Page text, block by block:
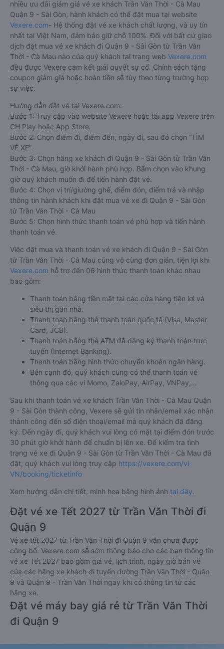
nhiều ưu đãi giảm giá vé xe khách Trần Văn Thời - Cà Mau
Quận 9 - Sài Gòn, hành khách có thể đặt mua tại website
Vexere.com- Hệ thống đặt vé xe khách chất lượng, và uy tín
nhất tại Việt Nam, đảm bảo giữ chỗ 100%. Đối với bất cứ giao
dịch đặt mua vé xe khách đi Quận 9 - Sài Gòn từ Trần Văn
Thời - Cà Mau nào của quý khách tại trang web Vexere.com
đều được Vexere cam kết giải quyết sự cố. Chính sách tặng
coupon giảm giá hoặc hoàn tiền sẽ tùy theo từng trường hợp
sự việc.
Hướng dẫn đặt vé tại Vexere.com:
Bước 1: Truy cập vào website Vexere hoặc tải app Vexere trên
CH Play hoặc App Store.
Bước 2: Chọn điểm đi, điểm đến, ngày đi, sau đó chọn “TÌM
VÉ XE”.
Bước 3: Chọn hãng xe khách đi Quận 9 - Sài Gòn từ Trần Văn
Thời - Cà Mau, giờ khởi hành phù hợp. Bấm chọn vào khung
giờ quý khách muốn đi để tiến hành đặt vé.
Bước 4: Chọn vị trí/giường ghế, điểm đón, điểm trả và nhập
thông tin hành khách khi đặt mua vé xe đi Quận 9 - Sài Gòn
từ Trần Văn Thời - Cà Mau
Bước 5: Chọn hình thức thanh toán vé phù hợp và tiến hành
thanh toán vé.
Việc đặt mua và thanh toán vé xe khách đi Quận 9 - Sài Gòn
từ Trần Văn Thời - Cà Mau cũng vô cùng đơn giản, tiện lợi khi
Vexere.com hỗ trợ đến 06 hình thức thanh toán khác nhau
bao gồm:
Thanh toán bằng tiền mặt tại các cửa hàng tiện lợi và
siêu thị gần nhà.
Thanh toán bằng thẻ thanh toán quốc tế (Visa, Master
Card, JCB).
Thanh toán bằng thẻ ATM đã đăng ký thanh toán trực
tuyến (Internet Banking).
Thanh toán bằng hình thức chuyển khoản ngân hàng.
Bên cạnh đó, quý khách cũng có thể thanh toán vé
thông qua các ví Momo, ZaloPay, AirPay, VNPay,…
Sau khi thanh toán vé xe khách Trần Văn Thời - Cà Mau Quận
9 - Sài Gòn thành công, Vexere sẽ gửi tin nhắn/email xác nhận
thành công đến số điện thoại/email mà quý khách đã đăng
ký. Đến ngày đi, quý khách vui lòng có mặt tại điểm đón trước
30 phút giờ khởi hành để chuẩn bị lên xe. Để kiểm tra tình
trạng vé xe đi Quận 9 - Sài Gòn từ Trần Văn Thời - Cà Mau đã
đặt, quý khách vui lòng truy cập https://vexere.com/vi-
VN/booking/ticketinfo
Xem hướng dẫn chi tiết, minh họa bằng hình ảnh tại đây.
Đặt vé xe Tết 2027 từ Trần Văn Thời đi
Quận 9
Vé xe tết 2027 từ Trần Văn Thời đi Quận 9 vẫn chưa được
công bố. Vexere.com sẽ sớm thông báo cho các bạn thông tin
vé xe Tết 2027 bao gồm giá vé, lịch trình, ngày giờ bán vé
của các hãng xe khách đi tuyến đường Trần Văn Thời - Quận
9 và Quận 9 - Trần Văn Thời ngay khi có thông tin từ các
hãng xe.
Đặt vé máy bay giá rẻ từ Trần Văn Thời
đi Quận 9